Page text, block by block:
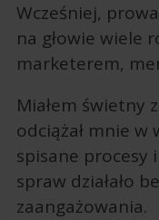
Wcześniej,
na głowie wiele
marketerem,
Miałem świetny
odciążał mnie w
spisane procesy
spraw działało
zaangażowania.